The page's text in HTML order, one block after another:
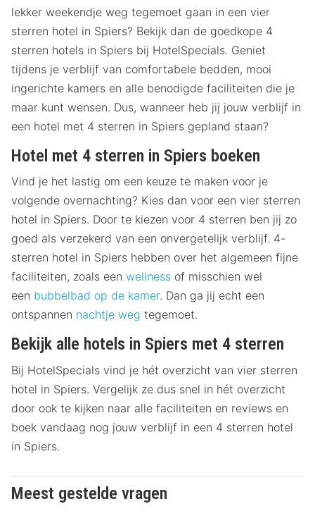
lekker weekendje weg tegemoet gaan in een vier
sterren hotel in Spiers? Bekijk dan de goedkope 4
sterren hotels in Spiers bij HotelSpecials. Geniet
tijdens je verblijf van comfortabele bedden, mooi
ingerichte kamers en alle benodigde faciliteiten die je
maar kunt wensen. Dus, wanneer heb jij jouw verblijf in
een hotel met 4 sterren in Spiers gepland staan?
Hotel met 4 sterren in Spiers boeken
Vind je het lastig om een keuze te maken voor je
volgende overnachting? Kies dan voor een vier sterren
hotel in Spiers. Door te kiezen voor 4 sterren ben jij zo
goed als verzekerd van een onvergetelijk verblijf. 4-
sterren hotel in Spiers hebben over het algemeen fijne
faciliteiten, zoals een wellness of misschien wel
een bubbelbad op de kamer. Dan ga jij echt een
ontspannen nachtje weg tegemoet.
Bekijk alle hotels in Spiers met 4 sterren
Bij HotelSpecials vind je hét overzicht van vier sterren
hotel in Spiers. Vergelijk ze dus snel in hét overzicht
door ook te kijken naar alle faciliteiten en reviews en
boek vandaag nog jouw verblijf in een 4 sterren hotel
in Spiers.
Meest gestelde vragen